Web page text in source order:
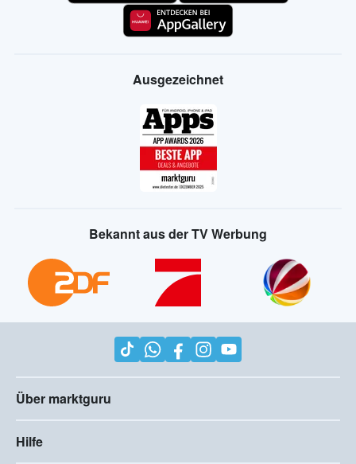
Ausgezeichnet
Bekannt aus der TV Werbung
Über marktguru
Hilfe